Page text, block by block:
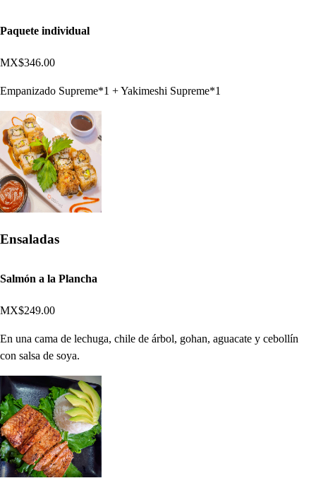
Paquete individual
MX$346.00
Empanizado Supreme*1 + Yakimeshi Supreme*1
Ensaladas
Salmón a la Plancha
MX$249.00
En una cama de lechuga, chile de árbol, gohan, aguacate y cebollín
con salsa de soya.